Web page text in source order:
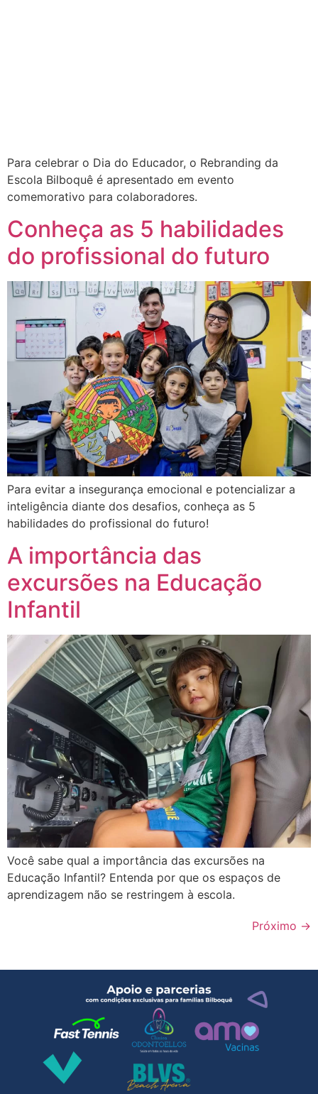
Para celebrar o Dia do Educador, o Rebranding da
Escola Bilboquê é apresentado em evento
comemorativo para colaboradores.
Conheça as 5 habilidades
do profissional do futuro
Para evitar a insegurança emocional e potencializar a
inteligência diante dos desafios, conheça as 5
habilidades do profissional do futuro!
A importância das
excursões na Educação
Infantil
Você sabe qual a importância das excursões na
Educação Infantil? Entenda por que os espaços de
aprendizagem não se restringem à escola.
Próximo →